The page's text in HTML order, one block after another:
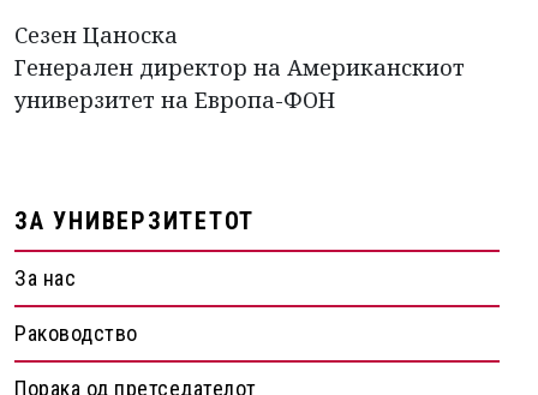
ЗА УНИВЕРЗИТЕТОТ
За нас
Раководство
Порака од претседателот
Сезен Цаноска
Генерален директор на Американскиот
универзитет на Европа-ФОН